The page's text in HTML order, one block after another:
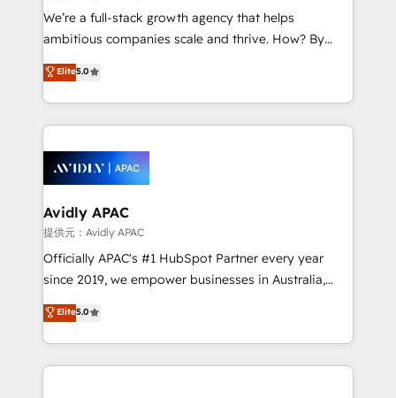
implementations, highly renowned for our business
acumen, process (re-)design experience and a
integrate HubSpot with complex solutions like SAP,
MicroSoft, custom solutions,... Our company also has
execution, CPQ, customer portals and HubSpot CMS
We’re a full-stack growth agency that helps
ambitious companies scale and thrive. How? By
upgrading and streamlining every single revenue-
generating aspect of your business. We’re proud
HubSpot Elite Solutions Partners and devout CRM
nerds who can harness HubSpot’s custom digital
experience. Working hand-in-hand with your team,
we’ll assemble a RevOps machine that drives more
traffic, generates better leads and crushes your
revenue goals. We've worked with thousands of
HubSpot customers and we'd love to work with you
too! Clients come to us for: Advanced CRM solutions
HubSpot Data System Migrations between systems
to HubSpot New lead generation strategies Time-
Elite5.0
Avidly APAC
提供元：Avidly APAC
Officially APAC's #1 HubSpot Partner every year
since 2019, we empower businesses in Australia,
New Zealand, and globally to realise their full
potential through enterprise HubSpot CRM
implementation. And we deliver best practice across
the whole HubSpot platform, covering marketing,
Elite5.0